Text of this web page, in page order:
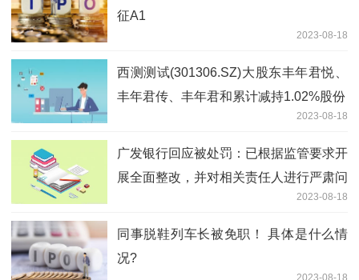
征A1
2023-08-18
西测测试(301306.SZ)大股东丰年君悦、
丰年君传、丰年君和累计减持1.02%股份
2023-08-18
广发银行回应被处罚：已根据监管要求开
展全面整改，并对相关责任人进行严肃问
2023-08-18
同事脱鞋列车长被免职！ 具体是什么情
况?
2023-08-18